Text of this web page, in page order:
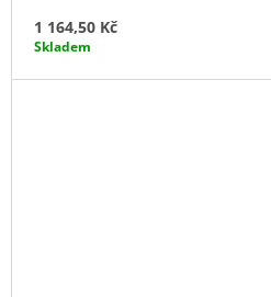
1 164,50 Kč
Skladem